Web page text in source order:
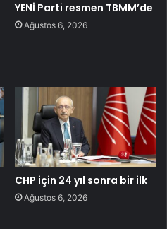
YENİ Parti resmen TBMM’de
Ağustos 6, 2026
CHP için 24 yıl sonra bir ilk
Ağustos 6, 2026